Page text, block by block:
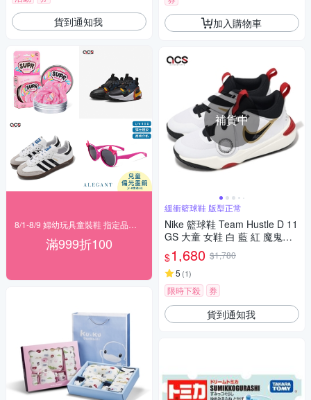
貨到通知我
滿999折100
加入購物車
補貨中
緩衝籃球鞋 版型正常
Nike 籃球鞋 Team Hustle D 11
GS 大童 女鞋 白 藍 紅 魔鬼氈
運動鞋 DV8996-104
$1,680 $1,780
5 (1)
限時下殺 券
貨到通知我